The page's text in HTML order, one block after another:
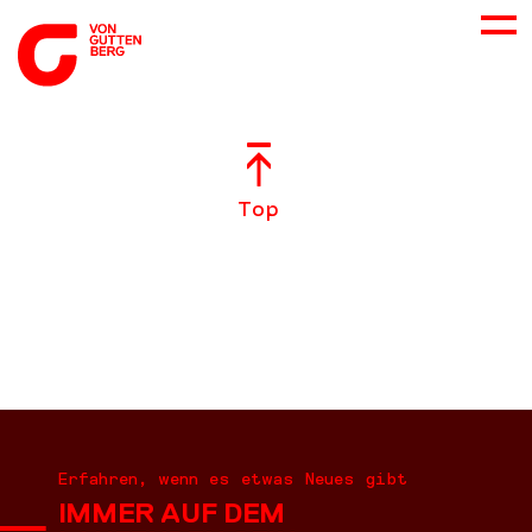
Top
Erfahren, wenn es etwas Neues gibt
IMMER AUF DEM